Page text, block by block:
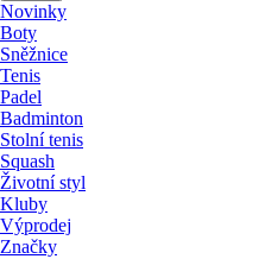
Novinky
Boty
Sněžnice
Tenis
Padel
Badminton
Stolní tenis
Squash
Životní styl
Kluby
Výprodej
Značky